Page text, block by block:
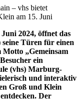
– vhs bietet
am 15. Juni
2024, öffnet das
Türen für einen
„Gemeinsam
ein
(vhs) Marburg-
und interaktiv
Groß und Klein
Der